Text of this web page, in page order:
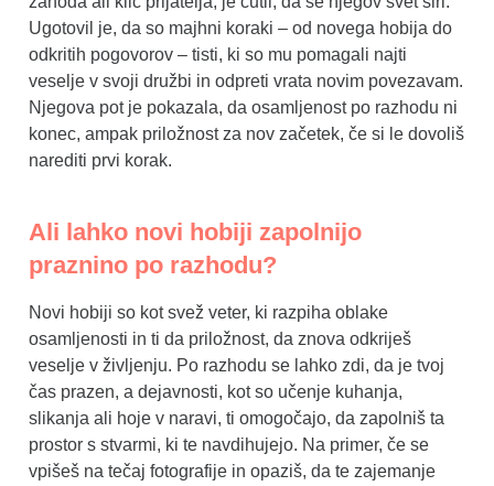
Ugotovil je, da so majhni koraki – od novega hobija do
odkritih pogovorov – tisti, ki so mu pomagali najti
veselje v svoji družbi in odpreti vrata novim povezavam.
Njegova pot je pokazala, da osamljenost po razhodu ni
konec, ampak priložnost za nov začetek, če si le dovoliš
narediti prvi korak.
Ali lahko novi hobiji zapolnijo
praznino po razhodu?
Novi hobiji so kot svež veter, ki razpiha oblake
osamljenosti in ti da priložnost, da znova odkriješ
veselje v življenju. Po razhodu se lahko zdi, da je tvoj
čas prazen, a dejavnosti, kot so učenje kuhanja,
slikanja ali hoje v naravi, ti omogočajo, da zapolniš ta
prostor s stvarmi, ki te navdihujejo. Na primer, če se
vpišeš na tečaj fotografije in opaziš, da te zajemanje